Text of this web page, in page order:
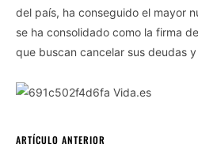
del país, ha conseguido el mayor
se ha consolidado como la firma
que buscan cancelar sus deudas
ARTÍCULO ANTERIOR